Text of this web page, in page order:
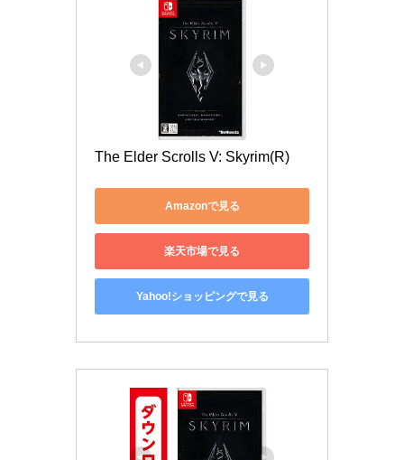
The Elder Scrolls V: Skyrim(R)
Amazonで見る
楽天市場で見る
Yahoo!ショッピングで見る